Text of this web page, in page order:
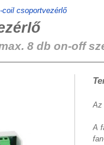
coil csoportvezérlő
8 db on-off
Az
A